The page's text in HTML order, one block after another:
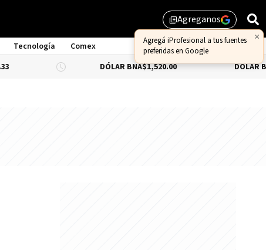
library_addAgreganos
Tecnología
Comex
DÓLAR BNA $1,520.00 DÓLAR BLUE-0.66%